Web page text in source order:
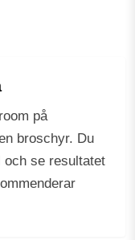
på
broschyr. Du
och se resultatet